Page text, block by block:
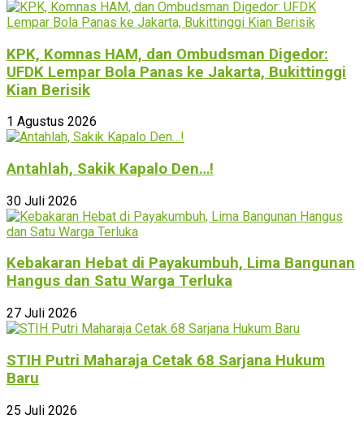
KPK, Komnas HAM, dan Ombudsman Digedor:
UFDK Lempar Bola Panas ke Jakarta, Bukittinggi
Kian Berisik
1 Agustus 2026
Antahlah, Sakik Kapalo Den…!
30 Juli 2026
Kebakaran Hebat di Payakumbuh, Lima Bangunan
Hangus dan Satu Warga Terluka
27 Juli 2026
STIH Putri Maharaja Cetak 68 Sarjana Hukum
Baru
25 Juli 2026